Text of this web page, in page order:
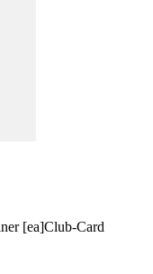
[ea]Club-Card